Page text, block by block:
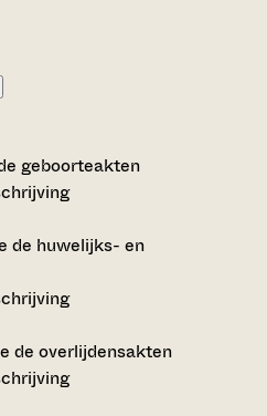
geboorteakten
de huwelijks- en
de overlijdensakten